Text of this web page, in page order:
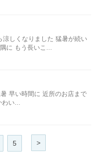
しくなりました 猛暑が続い
に もう長いこ...
い時間に 近所のお店まで
い...
5 >